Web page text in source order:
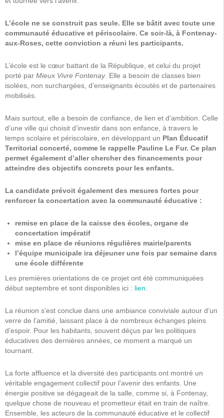
L’école ne se construit pas seule. Elle se bâtit avec toute une
communauté éducative et périscolaire. Ce soir-là, à Fontenay-
aux-Roses, cette conviction a réuni les participants.
L’école est le cœur battant de la République, et celui du projet
porté par Mieux Vivre Fontenay. Elle a besoin de classes bien
isolées, non surchargées, d’enseignants écoutés et de partenaires
mobilisés.
Mais surtout, elle a besoin de confiance, de lien et d’ambition. Celle
d’une ville qui choisit d’investir dans son enfance, à travers le
temps scolaire et périscolaire, en développant un Plan Éducatif
Territorial concerté, comme le rappelle Pauline Le Fur. Ce plan
permet également d’aller chercher des financements pour
atteindre des objectifs concrets pour les enfants.
La candidate prévoit également des mesures fortes pour
renforcer la concertation avec la communauté éducative :
remise en place de la caisse des écoles, organe de
concertation impératif
mise en place de réunions régulières mairie/parents
l’équipe municipale ira déjeuner une fois par semaine dans
une école différente
Les premières orientations de ce projet ont été communiquées
début septembre et sont disponibles ici : lien
La réunion s’est conclue dans une ambiance conviviale autour d’un
verre de l’amitié, laissant place à de nombreux échanges pleins
d’espoir. Pour les habitants, souvent déçus par les politiques
éducatives des dernières années, ce moment a marqué un
tournant.
La forte affluence et la diversité des participants ont montré un
véritable engagement collectif pour l’avenir des enfants. Une
énergie positive se dégageait de la salle, comme si, à Fontenay,
quelque chose de nouveau et prometteur était en train de naître.
Ensemble, les acteurs de la communauté éducative et le collectif